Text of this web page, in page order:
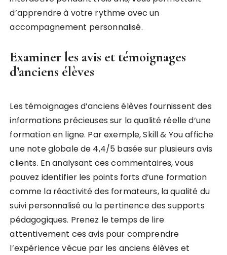
d’apprendre à votre rythme avec un
accompagnement personnalisé.
Examiner les avis et témoignages
d’anciens élèves
Les témoignages d’anciens élèves fournissent des
informations précieuses sur la qualité réelle d’une
formation en ligne. Par exemple, Skill & You affiche
une note globale de 4,4/5 basée sur plusieurs avis
clients. En analysant ces commentaires, vous
pouvez identifier les points forts d’une formation
comme la réactivité des formateurs, la qualité du
suivi personnalisé ou la pertinence des supports
pédagogiques. Prenez le temps de lire
attentivement ces avis pour comprendre
l’expérience vécue par les anciens élèves et